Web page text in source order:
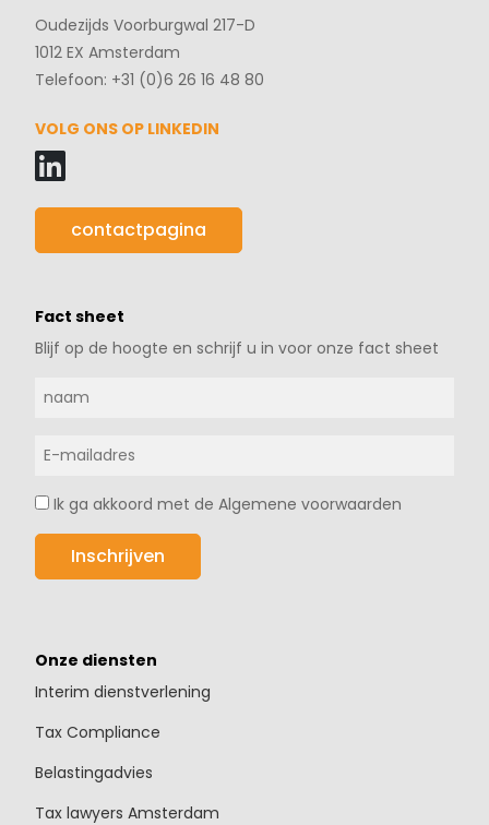
Oudezijds Voorburgwal 217-D
1012 EX Amsterdam
Telefoon: +31 (0)6 26 16 48 80
VOLG ONS OP LINKEDIN
contactpagina
Fact sheet
Blijf op de hoogte en schrijf u in voor onze fact sheet
Ik ga akkoord met de Algemene voorwaarden
Onze diensten
Interim dienstverlening
Tax Compliance
Belastingadvies
Tax lawyers Amsterdam